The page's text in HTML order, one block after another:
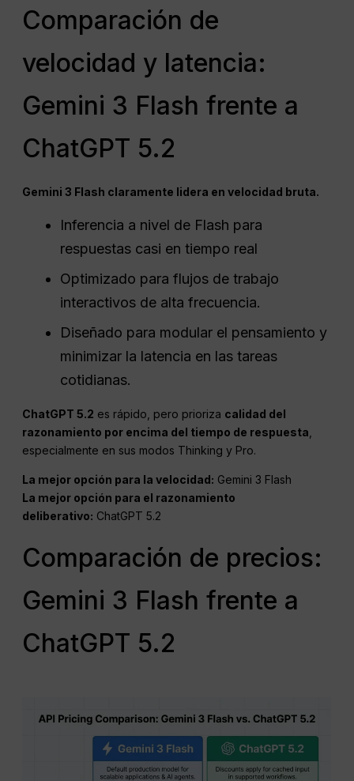
Comparación de
velocidad y latencia:
Gemini 3 Flash frente a
ChatGPT 5.2
Gemini 3 Flash claramente lidera en velocidad bruta.
Inferencia a nivel de Flash para
respuestas casi en tiempo real
Optimizado para flujos de trabajo
interactivos de alta frecuencia.
Diseñado para modular el pensamiento y
minimizar la latencia en las tareas
cotidianas.
ChatGPT 5.2 es rápido, pero prioriza calidad del
razonamiento por encima del tiempo de respuesta
especialmente en sus modos Thinking y Pro.
La mejor opción para la velocidad: Gemini 3 Flash
La mejor opción para el razonamiento
deliberativo: ChatGPT 5.2
Comparación de precios:
Gemini 3 Flash frente a
ChatGPT 5.2